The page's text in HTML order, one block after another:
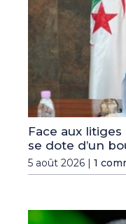
Face aux
se dote d’un
5 août 2026 | 1